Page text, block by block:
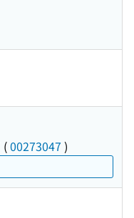
(00273047 )